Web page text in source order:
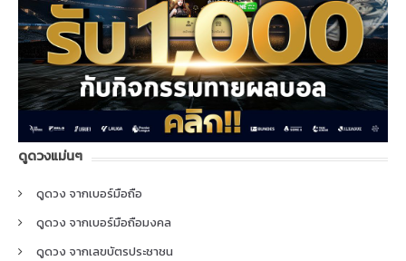
ดูดวงแม่นๆ
ดูดวง จากเบอร์มือถือ
ดูดวง จากเบอร์มือถือมงคล
ดูดวง จากเลขบัตรประชาชน